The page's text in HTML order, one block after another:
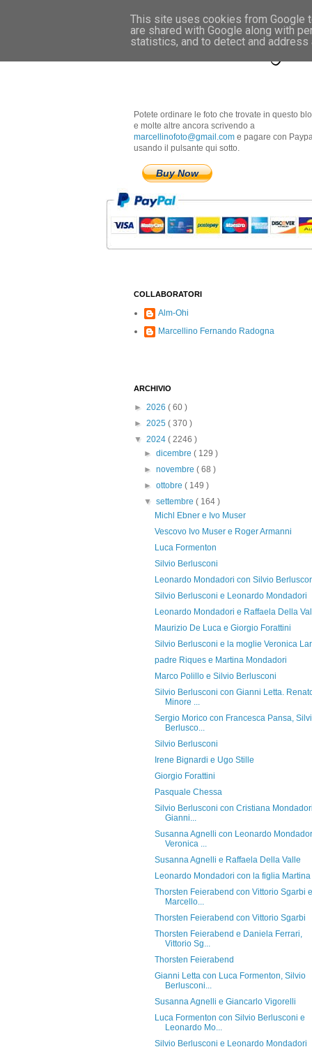
Marcellino
Potete ordinare le foto che trovate in questo
e molte altre ancora scrivendo a
marcellinofoto@gmail.com e pagare con
usando il pulsante qui sotto.
Buy Now
COLLABORATORI
Alm-Ohi
Marcellino Fernando Radogna
ARCHIVIO
► 2026 ( 60 )
► 2025 ( 370 )
▼ 2024 ( 2246 )
►dicembre( 129 )
►novembre( 68 )
►ottobre( 149 )
▼settembre( 164 )
Michl Ebner e Ivo Muser
Vescovo Ivo Muser e Roger Armanni
Luca Formenton
Silvio Berlusconi
Leonardo Mondadori con Silvio
Silvio Berlusconi e Leonardo Mondadori
Leonardo Mondadori e Raffaela Della
Maurizio De Luca e Giorgio Forattini
Silvio Berlusconi e la moglie Veronica
padre Riques e Martina Mondadori
Marco Polillo e Silvio Berlusconi
Silvio Berlusconi con Gianni Letta.
Minore ...
Sergio Morico con Francesca Pansa,
Berlusco...
Silvio Berlusconi
Irene Bignardi e Ugo Stille
Giorgio Forattini
Pasquale Chessa
Silvio Berlusconi con Cristiana
Gianni...
Susanna Agnelli con Leonardo
Veronica ...
Susanna Agnelli e Raffaela Della Valle
Leonardo Mondadori con la figlia Martina
Thorsten Feierabend con Vittorio Sgarbi e
Marcello...
Thorsten Feierabend con Vittorio Sgarbi
Thorsten Feierabend e Daniela Ferrari,
Vittorio Sg...
Thorsten Feierabend
Gianni Letta con Luca Formenton, Silvio
Berlusconi...
Susanna Agnelli e Giancarlo Vigorelli
Luca Formenton con Silvio Berlusconi e
Leonardo Mo...
Silvio Berlusconi e Leonardo Mondadori
This site uses cookies from Google
are shared with Google along with
statistics, and to detect and address